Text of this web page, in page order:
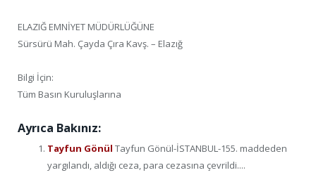
ELAZIĞ EMNİYET MÜDÜRLÜĞÜNE
Sürsürü Mah. Çayda Çıra Kavş. – Elazığ
Bilgi İçin:
Tüm Basın Kuruluşlarına
Ayrıca Bakınız:
Tayfun Gönül Tayfun Gönül-İSTANBUL-155. maddeden
yargılandı, aldığı ceza, para cezasına çevrildi....